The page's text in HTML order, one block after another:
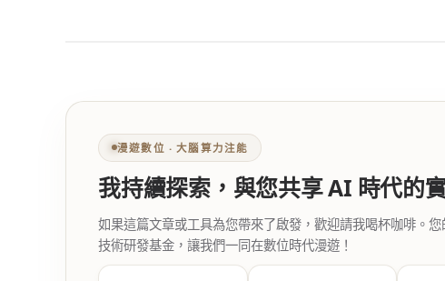
漫遊數位 ‧ 大腦算力注能
我持續探索，與您共享 AI 時代的
如果這篇文章或工具為您帶來了啟發，歡迎請我喝杯咖啡。
技術研發基金，讓我們一同在數位時代漫遊！